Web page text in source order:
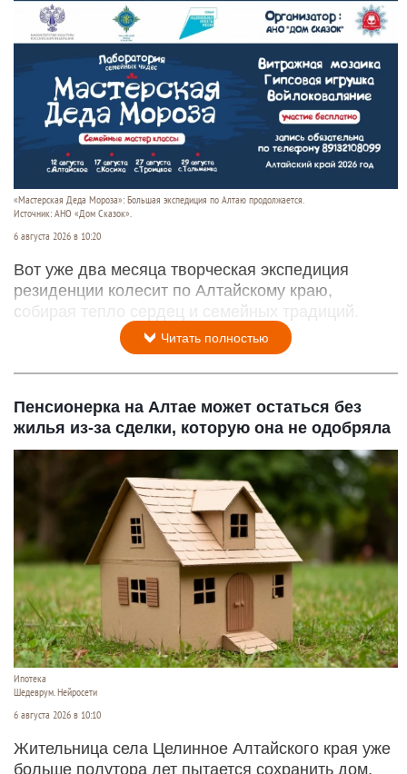
«Мастерская Деда Мороза»: Большая экспедиция по Алтаю продолжается.
Источник: АНО «Дом Сказок».
6 августа 2026 в 10:20
Вот уже два месяца творческая экспедиция
резиденции колесит по Алтайскому краю,
собирая тепло сердец и семейных традиций.
Читать полностью
Пенсионерка на Алтае может остаться без
жилья из-за сделки, которую она не одобряла
Ипотека
Шедеврум. Нейросети
6 августа 2026 в 10:10
Жительница села Целинное Алтайского края уже
больше полутора лет пытается сохранить дом,